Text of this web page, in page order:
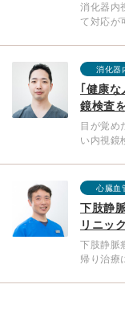
消化器内
て対応が
消化器
｢健康
鏡検査
目が覚め
い内視鏡
心臓血
下肢静
リニック
下肢静脈
帰り治療